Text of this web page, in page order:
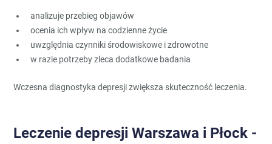
analizuje przebieg objawów
ocenia ich wpływ na codzienne życie
uwzględnia czynniki środowiskowe i zdrowotne
w razie potrzeby zleca dodatkowe badania
Wczesna diagnostyka depresji zwiększa skuteczność leczenia.
Leczenie depresji Warszawa i Płock -